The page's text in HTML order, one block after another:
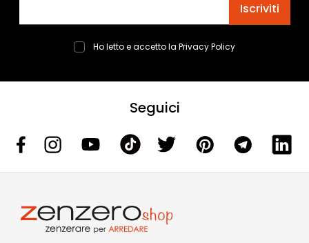
Iscriviti
Ho letto e accetto la Privacy Policy
Seguici